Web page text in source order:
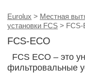
Eurolux > Местная
установки FCS > FCS-
FCS-ECO
FCS ECO – это
фильтровальные